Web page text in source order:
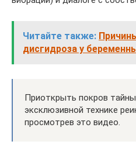
Читайте также:
дисгидроза у
Приоткрыть покров
эксклюзивной технике
просмотрев это видео.